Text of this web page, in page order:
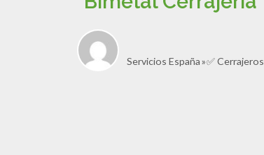
Servicios España ✅ Cerrajeros